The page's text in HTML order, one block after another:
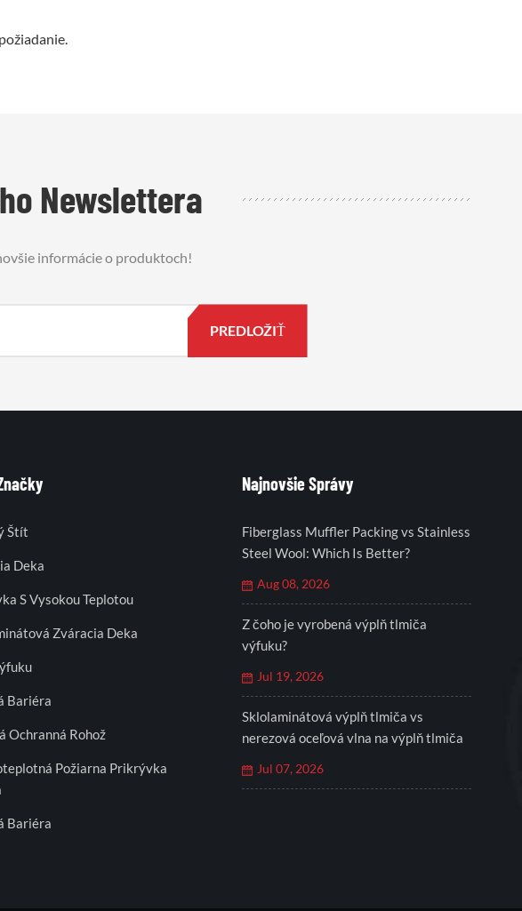
Newslettera
informácie o produktoch!
Štít
Deka
S Vysokou Teplotou
Zváracia Deka
Bariéra
Ochranná Rohož
Požiarna Prikrývka
Bariéra
Najnovšie Správy
Fiberglass Muffler Packing vs Stainless
Steel Wool: Which Is Better?
Aug 08, 2026
Z čoho je vyrobená výplň tlmiča
výfuku?
Jul 19, 2026
Sklolaminátová výplň tlmiča vs
nerezová oceľová vlna na výplň tlmiča
Jul 07, 2026